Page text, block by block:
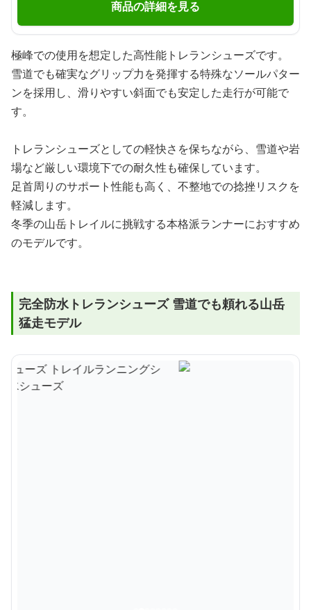
商品の詳細を見る
極峰での使用を想定した高性能トレランシューズです。
雪道でも確実なグリップ力を発揮する特殊なソールパター
ンを採用し、滑りやすい斜面でも安定した走行が可能で
す。
トレランシューズとしての軽快さを保ちながら、雪道や岩
場など厳しい環境下での耐久性も確保しています。
足首周りのサポート性能も高く、不整地での捻挫リスクを
軽減します。
冬季の山岳トレイルに挑戦する本格派ランナーにおすすめ
のモデルです。
完全防水トレランシューズ 雪道でも頼れる山岳
猛走モデル